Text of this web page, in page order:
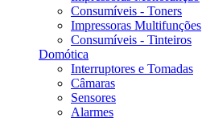
Consumíveis - Toners
Impressoras Multifunções
Consumíveis - Tinteiros
Domótica
Interruptores e Tomadas
Câmaras
Sensores
Alarmes